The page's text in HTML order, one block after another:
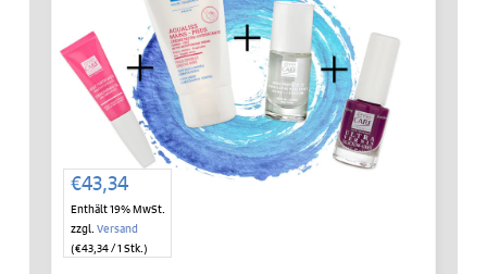
€43,34
Enthält 19% MwSt.
zzgl. Versand
(€43,34/ 1 Stk.)